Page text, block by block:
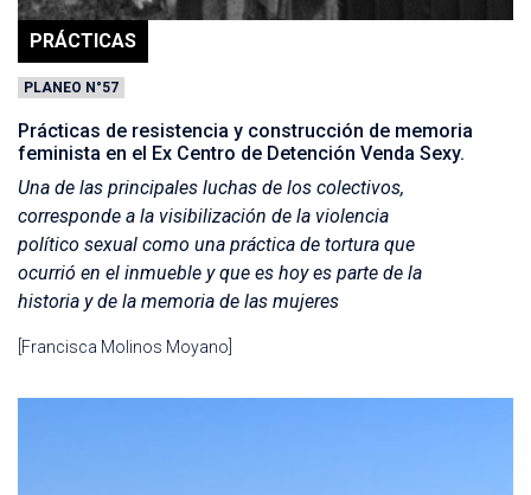
PRÁCTICAS
PLANEO N°57
Prácticas de resistencia y construcción de memoria
feminista en el Ex Centro de Detención Venda Sexy.
Una de las principales luchas de los colectivos,
corresponde a la visibilización de la violencia
político sexual como una práctica de tortura que
ocurrió en el inmueble y que es hoy es parte de la
historia y de la memoria de las mujeres
[Francisca Molinos Moyano]